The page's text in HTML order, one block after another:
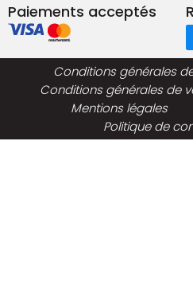
Paiements acceptés
Conditions générales
Conditions générales de
Mentions légales
Politique de